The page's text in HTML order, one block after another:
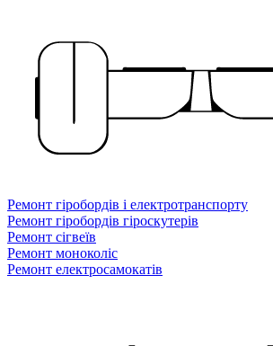
Ремонт гіробордів і електротранспорту
Ремонт гіробордів гіроскутерів
Ремонт сігвеїв
Ремонт моноколіс
Ремонт електросамокатів